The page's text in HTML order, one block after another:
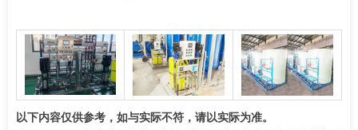
以下内容仅供参考，如与实际不符，请以实际为准。